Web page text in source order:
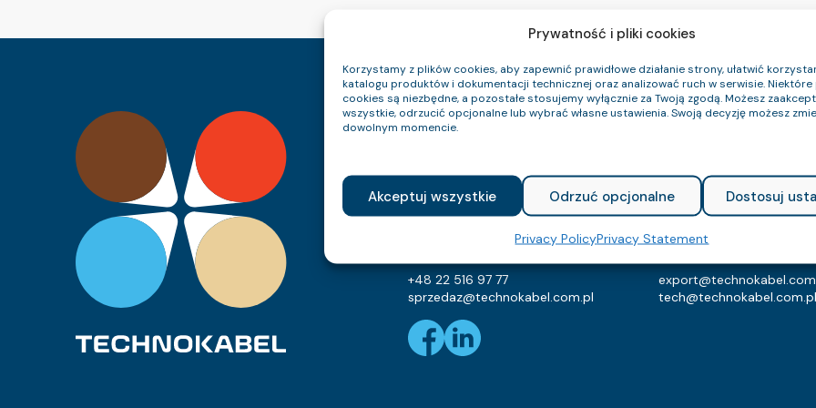
Prywatność i pliki cookies
Korzystamy z plików cookies, aby zapewnić prawidłowe działanie strony, ułatwić
katalogu produktów i dokumentacji technicznej oraz analizować ruch w serwisie. Niektóre
cookies są niezbędne, a pozostałe stosujemy wyłącznie za Twoją zgodą. Możesz
wszystkie, odrzucić opcjonalne lub wybrać własne ustawienia. Swoją decyzję możesz
dowolnym momencie.
Akceptuj wszystkie Odrzuć opcjonalne Dostosuj
Privacy PolicyPrivacy Statement
Cable Catalog Catalogs Technical GuideContact
TECHNOKABEL S.A.
Technokabel S.A.
04-343 Warszawa
+48 22 516 97 77
sprzedaz@technokabel.com.pl
NIP: 526-021-37-87
REGON: 010560659
KRS: 129682